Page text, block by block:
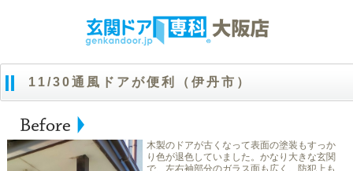
11/30通風ドアが便利（伊丹市）
木製のドアが古くなって表面の塗装もすっか
り色が退色していました。かなり大きな玄関
で、左右袖部分のガラス面も広く、防犯上も